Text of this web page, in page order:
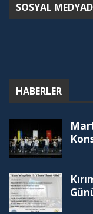
SOSYAL
HABERLER